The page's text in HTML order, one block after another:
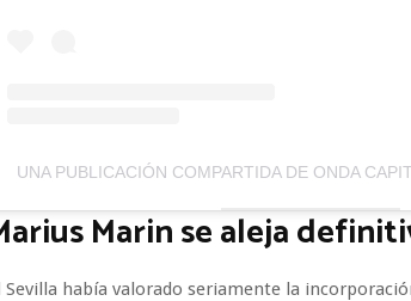
UNA PUBLICACIÓN COMPARTIDA DE ONDA
Marin se aleja
Sevilla había valorado seriamente la